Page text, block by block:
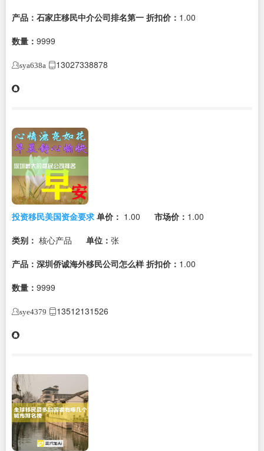
产品：石家庄移民中介公司排名第一 折扣价： 1.00
数量： 9999
sya638a 13027338878
投资移民美国资金要求 单价： 1.00 市场价： 1.00
类别： 核心产品 单位： 张
产品：深圳侨诚海外移民公司怎么样 折扣价： 1.00
数量： 9999
sye4379 13512131526